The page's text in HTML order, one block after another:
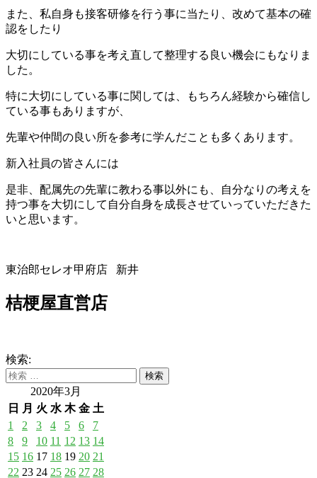
また、私自身も接客研修を行う事に当たり、改めて基本の確
認をしたり
大切にしている事を考え直して整理する良い機会にもなりま
した。
特に大切にしている事に関しては、もちろん経験から確信し
ている事もありますが、
先輩や仲間の良い所を参考に学んだことも多くあります。
新入社員の皆さんには
是非、配属先の先輩に教わる事以外にも、自分なりの考えを
持つ事を大切にして自分自身を成長させていっていただきた
いと思います。
東治郎セレオ甲府店 新井
桔梗屋直営店
検索:
2020年3月
日
月 火 水 木 金 土
1 2 3 4 5 6
7
8
9 10 11 12 13 14
15 16 17 18 19 20 21
22 23 24 25 26 27 28